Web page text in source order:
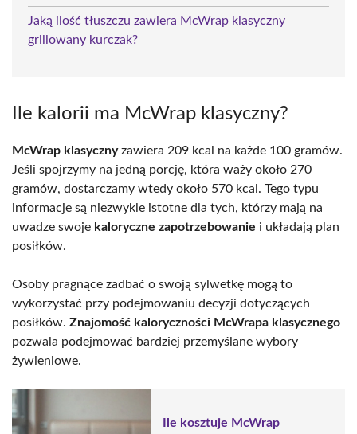
Jaką ilość tłuszczu zawiera McWrap klasyczny
grillowany kurczak?
Ile kalorii ma McWrap klasyczny?
McWrap klasycznyzawiera 209 kcal na każde 100 gramów.
Jeśli spojrzymy na jedną porcję, która waży około 270
gramów, dostarczamy wtedy około 570 kcal. Tego typu
informacje są niezwykle istotne dla tych, którzy mają na
uwadze swoje kaloryczne zapotrzebowanie i układają plan
posiłków.
Osoby pragnące zadbać o swoją sylwetkę mogą to
wykorzystać przy podejmowaniu decyzji dotyczących
posiłków. Znajomość kaloryczności McWrapa klasycznego
pozwala podejmować bardziej przemyślane wybory
żywieniowe.
Ile kosztuje McWrap